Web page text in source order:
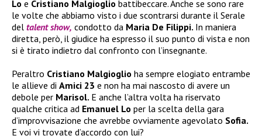
Lo e Cristiano Malgioglio battibeccare. Anche se sono rare
le volte che abbiamo visto i due scontrarsi durante il Serale
del talent show, condotto da Maria De Filippi. In maniera
diretta, però, il giudice ha espresso il suo punto di vista e non
si è tirato indietro dal confronto con l’insegnante.
Peraltro Cristiano Malgioglio ha sempre elogiato entrambe
le allieve di Amici 23 e non ha mai nascosto di avere un
debole per Marisol. E anche l’altra volta ha riservato
qualche critica ad Emanuel Lo per la scelta della gara
d’improvvisazione che avrebbe ovviamente agevolato Sofia.
E voi vi trovate d’accordo con lui?